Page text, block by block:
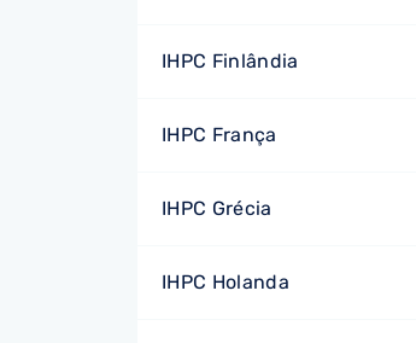
IHPC Finlândia
IHPC França
IHPC Grécia
IHPC Holanda